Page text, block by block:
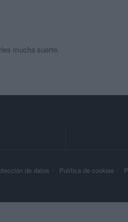
mucha suerte.
de datos Política de cookies